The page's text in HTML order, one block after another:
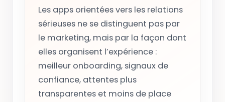
Les apps orientées vers les relations
sérieuses ne se distinguent pas par
le marketing, mais par la façon dont
elles organisent l’expérience :
meilleur onboarding, signaux de
confiance, attentes plus
transparentes et moins de place